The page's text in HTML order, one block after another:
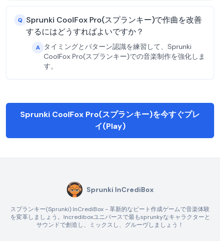
Q Sprunki CoolFox Pro(スプランキー)で作曲を改善
するにはどうすればよいですか？
A
タイミングとパターン認識を練習して、Sprunki
CoolFox Pro(スプランキー)での音楽制作を強化しま
す。
Sprunki CoolFox Pro(スプランキー)を今すぐプレ
イ(Play)
Sprunki InCrediBox
スプランキー(Sprunki) InCrediBox - 革新的なビート作成ゲームで音楽体験
を変革しましょう。Incrediboxユニバースで最もsprunkyなキャラクターと
サウンドで創造し、ミックスし、グルーヴしましょう！